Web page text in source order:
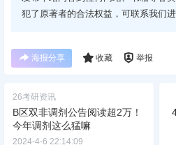
犯了原著者的合法权益，可联系我们进
海报分享 收藏 举报
26考研资讯
B区双非调剂公告阅读超2万！
今年调剂这么猛嘛
2024-4-6 22:14:09